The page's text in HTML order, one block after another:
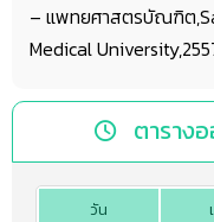
– แพทยศาสตรบัณฑิต
Medical
ตาราง
วัน